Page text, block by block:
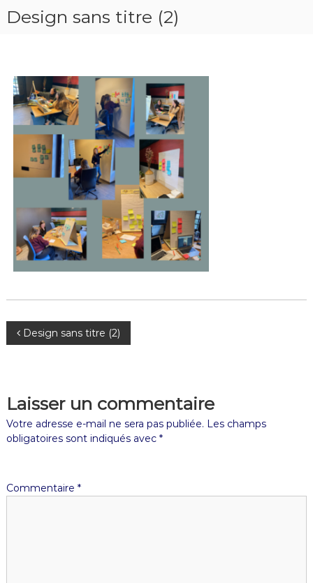
Design sans titre (2)
Design sans titre (2)
Laisser un commentaire
Votre adresse e-mail ne sera pas publiée. Les champs
obligatoires sont indiqués avec *
Commentaire *